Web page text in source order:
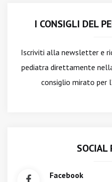
I CONSIGLI DEL
Iscriviti alla newslettere
pediatra direttamente
consiglio mirato per
SOCIAL
Facebook